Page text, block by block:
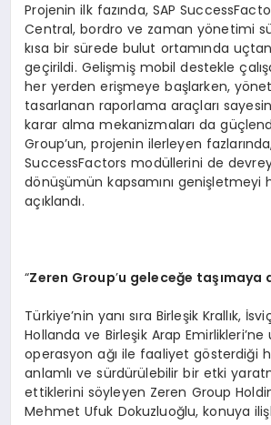
Projenin ilk fazında, SAP
Central, bordro ve zaman yönetimi
kısa bir sürede bulut ortamında
geçirildi. Gelişmiş mobil destekle
her yerden erişmeye başlarken,
tasarlanan raporlama araçları
karar alma mekanizmaları da
Group’un, projenin ilerleyen
SuccessFactors modüllerini de
dönüşümün kapsamını genişletmeyi
açıklandı.
“Zeren Group’u geleceğe taşımaya
Türkiye’nin yanı sıra Birleşik Krallık,
Hollanda ve Birleşik Arap
operasyon ağı ile faaliyet gösterdiği
anlamlı ve sürdürülebilir bir etki
ettiklerini söyleyen Zeren Group
Mehmet Ufuk Dokuzluoğlu, konuya